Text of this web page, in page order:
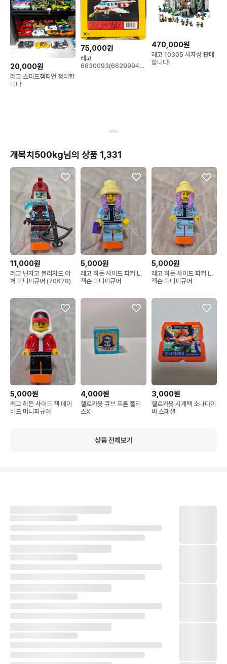
20,000원
레고 스피드챔피언 정리합
니다
75,000원
레고
6630093(6629994)
470,000원
레고 10305 사자성 판매
합니다!
개복치500kg님의 상품 1,331
11,000원
레고 닌자고 블리자드 아
처 미니피규어 (70678)
5,000원
레고 히든 사이드 파커 L.
잭슨 미니피규어
5,000원
레고 히든 사이드 파커 L.
잭슨 미니피규어
5,000원
레고 히든 사이드 잭 데이
비드 미니피규어
4,000원
헬로카봇 큐브 프론 폴리
스X
3,000원
헬로카봇 시계팩 소나다이
버 스폐셜
상품 전체보기